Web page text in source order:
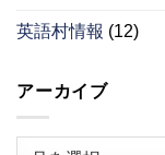
英語村情報 (12)
アーカイブ